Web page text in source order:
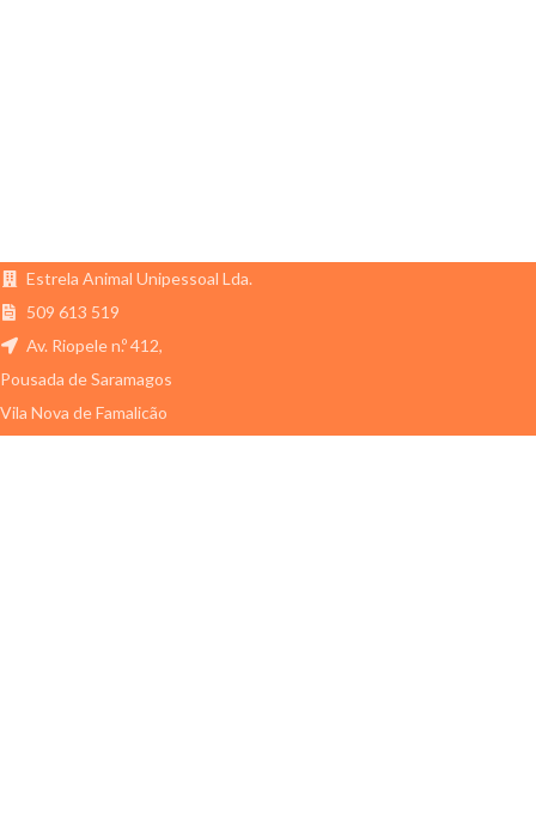
Estrela Animal Unipessoal Lda.
509 613 519
Av. Riopele n.º 412,
Pousada de Saramagos
Vila Nova de Famalicão